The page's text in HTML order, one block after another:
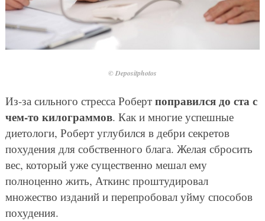
© Depositphotos
Из-за сильного стресса Роберт поправился до ста с
чем-то килограммов. Как и многие успешные
диетологи, Роберт углубился в дебри секретов
похудения для собственного блага. Желая сбросить
вес, который уже существенно мешал ему
полноценно жить, Аткинс проштудировал
множество изданий и перепробовал уйму способов
похудения.